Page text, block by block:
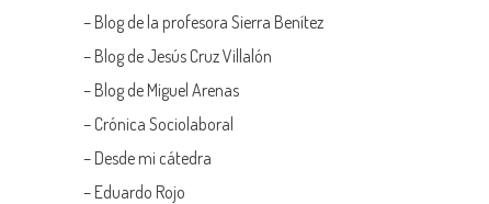
– Blog de la profesora Sierra Benítez
– Blog de Jesús Cruz Villalón
– Blog de Miguel Arenas
– Crónica Sociolaboral
– Desde mi cátedra
– Eduardo Rojo